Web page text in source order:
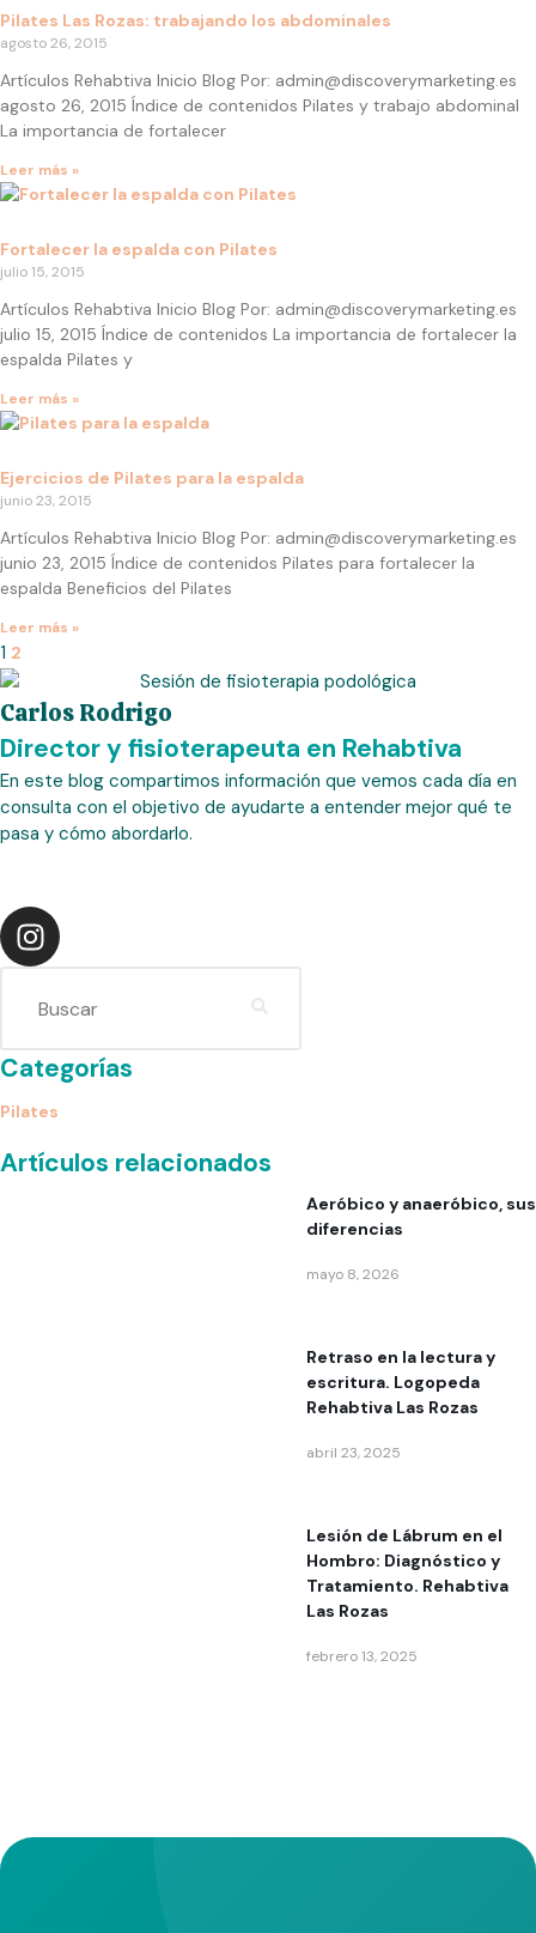
Pilates Las Rozas: trabajando los abdominales
agosto 26, 2015
Artículos Rehabtiva Inicio Blog Por: admin@discoverymarketing.es
agosto 26, 2015 Índice de contenidos Pilates y trabajo abdominal
La importancia de fortalecer
Leer más »
Fortalecer la espalda con Pilates
julio 15, 2015
Artículos Rehabtiva Inicio Blog Por: admin@discoverymarketing.es
julio 15, 2015 Índice de contenidos La importancia de fortalecer la
espalda Pilates y
Leer más »
Ejercicios de Pilates para la espalda
junio 23, 2015
Artículos Rehabtiva Inicio Blog Por: admin@discoverymarketing.es
junio 23, 2015 Índice de contenidos Pilates para fortalecer la
espalda Beneficios del Pilates
Leer más »
1 2
Carlos Rodrigo
Director y fisioterapeuta en Rehabtiva
En este blog compartimos información que vemos cada día en
consulta con el objetivo de ayudarte a entender mejor qué te
pasa y cómo abordarlo.
Categorías
Pilates
Artículos relacionados
Aeróbico y anaeróbico, sus
diferencias
mayo 8, 2026
Retraso en la lectura y
escritura. Logopeda
Rehabtiva Las Rozas
abril 23, 2025
Lesión de Lábrum en el
Hombro: Diagnóstico y
Tratamiento. Rehabtiva
Las Rozas
febrero 13, 2025